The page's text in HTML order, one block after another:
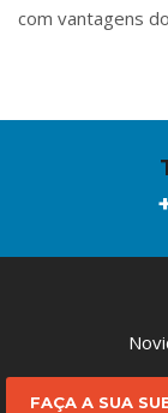
com vantagens
FAÇA A SUA